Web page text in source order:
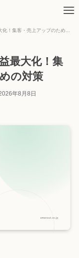
美容室SEO対策で利益最大化！集客・売上アップのための対策
最大化！集
の対策
年8月8日